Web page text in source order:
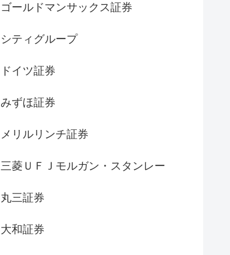
ゴールドマンサックス証券
シティグループ
ドイツ証券
みずほ証券
メリルリンチ証券
三菱ＵＦＪモルガン・スタンレー
丸三証券
大和証券